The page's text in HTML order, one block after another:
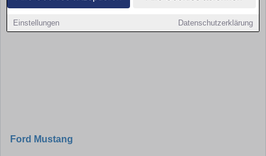
Einstellungen Datenschutzerklärung
Ford Mustang